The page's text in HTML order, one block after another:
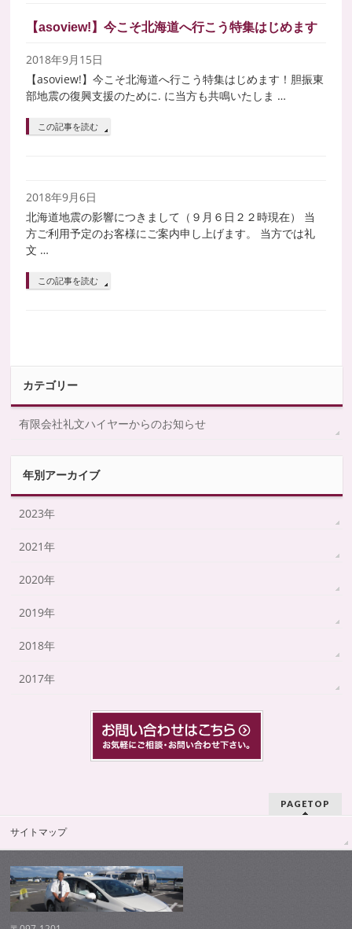
【asoview!】今こそ北海道へ行こう特集はじめます
2018年9月15日
【asoview!】今こそ北海道へ行こう特集はじめます！胆振東
部地震の復興支援のために. に当方も共鳴いたしま …
この記事を読む
2018年9月6日
北海道地震の影響につきまして（９月６日２２時現在） 当
方ご利用予定のお客様にご案内申し上げます。 当方では礼
文 …
この記事を読む
カテゴリー
有限会社礼文ハイヤーからのお知らせ
年別アーカイブ
2023年
2021年
2020年
2019年
2018年
2017年
PAGETOP
サイトマップ